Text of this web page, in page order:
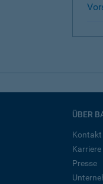
ÜBER
Kontakt
Karriere
Presse